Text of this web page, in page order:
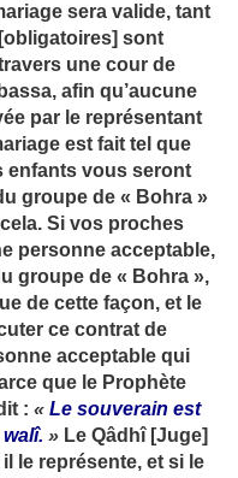
sera valide, tant
sont
une cour de
afin qu’aucune
par le représentant
est fait tel que
enfants vous seront
groupe de « Bohra »
Si vos proches
personne acceptable,
groupe de « Bohra »,
de cette façon, et le
ce contrat de
acceptable qui
que le Prophète
: « Le souverain est
» Le Qâdhî [Juge]
le représente, et si le